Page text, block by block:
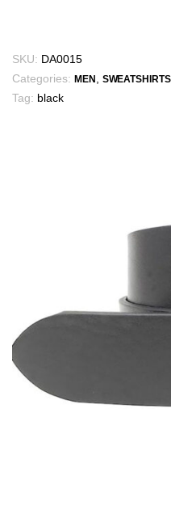
SKU: DA0015
Categories: MEN ,
Tag: black